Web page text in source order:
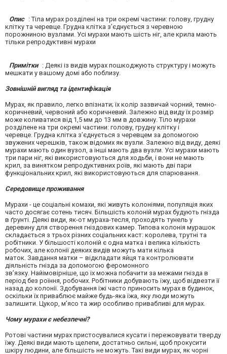
Опис: Тіла мурах розділені на три окремі частини: голову, грудну
клітку та черевце. Грудна клітка з’єднується з черевною
порожниною вузлами. Усі мурахи мають шість ніг, але крила мають
тільки репродуктивні мурахи
Примітки: Деякі із видів мурах пошкоджують структуру і можуть
мешкати у вашому домі або поблизу.
Зовнішній вигляд та ідентифікація
Мурах, як правило, легко впізнати; їх колір зазвичай чорний, темно-
коричневий, червоний або коричневий. Залежно від виду їх розмір
може коливатися від 1,5 мм до 13 мм в довжину. Тіло мурахи
розділене на три окремі частини: голову, грудну клітку і
черевце. Грудна клітка з’єднується з черевцем за допомогою
звужених черешків, також відомих як вузли. Залежно від виду, деякі
мурахи мають один вузол, а інші мають два вузли. Усі мурахи мають
три пари ніг, які використовуються для ходьби, і вони не мають
крил, за винятком репродуктивних роїв, які мають дві пари
функціональних крил, які використовуються для спарювання.
Середовище проживання
Мурахи - це соціальні комахи, які живуть колоніями, популяція яких
часто досягає сотень тисяч. Більшість колоній мурах будують гнізда
в ґрунті. Деякі види, як-от мураха-тесля, проходять тунель у
деревину для створення гніздових камер. Типова колонія мурашок
складається з трьох різних соціальних каст: королева, трутні та
робітники. У більшості колоній є одна матка і велика кількість
робочих, але колонії деяких видів можуть мати кілька
маток. Завдання матки – відкладати яйця та контролювати
діяльність гнізда за допомогою феромонного
зв’язку. Найімовірніше, що їх можна побачити за межами гнізда в
період без роїння, робочих. Робітники добувають їжу, щоб відвезти її
назад до колонії. Здобування їжі часто приносить мурах в будинок,
оскільки їх приваблює майже будь-яка їжа, яку люди можуть
залишити. Цукор, м’ясо та жир особливо привабливі для мурах.
Чому мурахи є небезпечні?
Ротові частини мурах пристосувалися кусати і пережовувати тверду
їжу. Деякі види мають щелепи, достатньо сильні, щоб прокусити
шкіру людини, але більшість не можуть. Такі види мурах, як чорні